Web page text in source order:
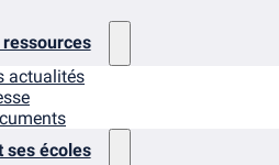
actualités
ses écoles